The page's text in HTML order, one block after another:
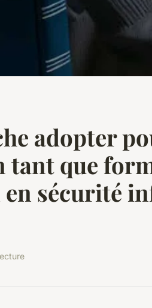
adopter
tant que
sécurité